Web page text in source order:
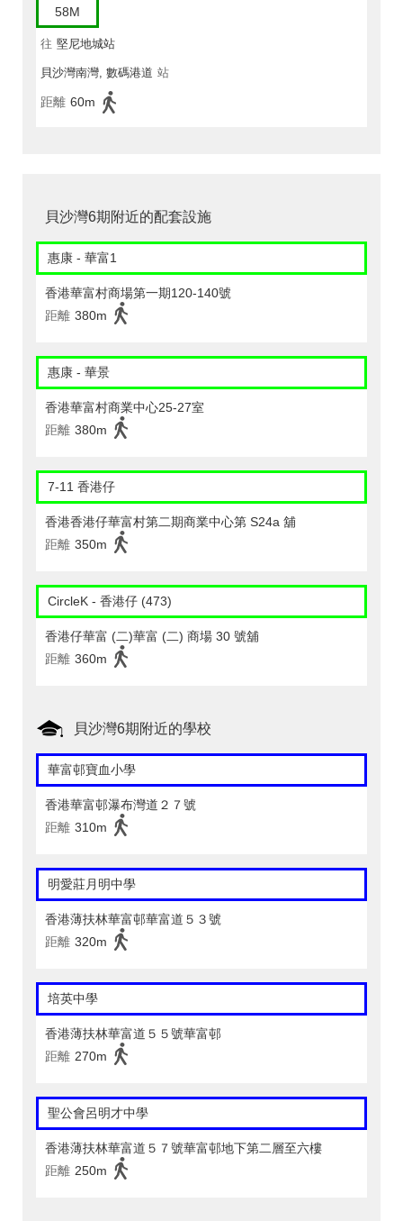
58M
往 堅尼地城站
貝沙灣南灣, 數碼港道 站
距離 60m
貝沙灣6期附近的配套設施
惠康 - 華富1
香港華富村商場第一期120-140號
距離 380m
惠康 - 華景
香港華富村商業中心25-27室
距離 380m
7-11 香港仔
香港香港仔華富村第二期商業中心第 S24a 舖
距離 350m
CircleK - 香港仔 (473)
香港仔華富 (二)華富 (二) 商場 30 號舖
距離 360m
貝沙灣6期附近的學校
華富邨寶血小學
香港華富邨瀑布灣道２７號
距離 310m
明愛莊月明中學
香港薄扶林華富邨華富道５３號
距離 320m
培英中學
香港薄扶林華富道５５號華富邨
距離 270m
聖公會呂明才中學
香港薄扶林華富道５７號華富邨地下第二層至六樓
距離 250m